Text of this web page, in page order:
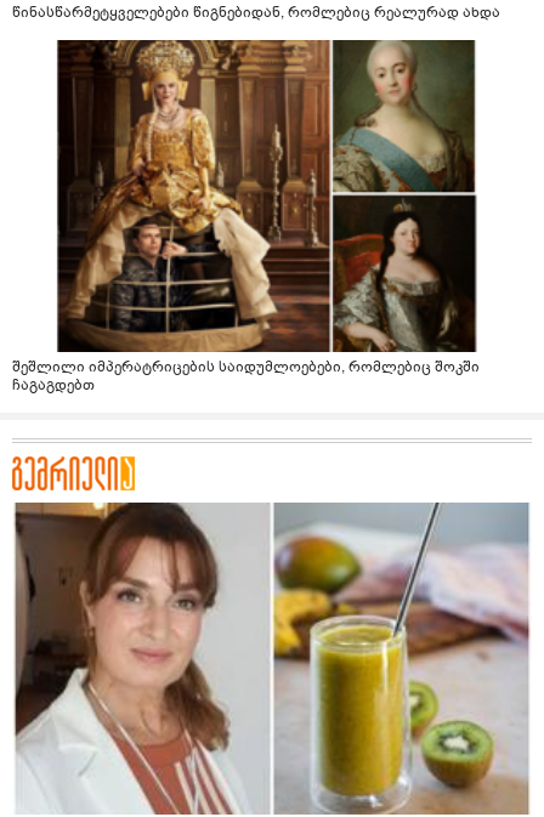
წინასწარმეტყველებები წიგნებიდან, რომლებიც რეალურად ახდა
შეშლილი იმპერატრიცების საიდუმლოებები, რომლებიც შოკში
ჩაგაგდებთ